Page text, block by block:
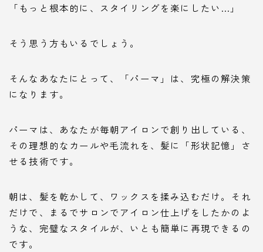
「もっと根本的に、スタイリングを楽にしたい…」
そう思う方もいるでしょう。
そんなあなたにとって、「パーマ」は、究極の解決策
になります。
パーマは、あなたが毎朝アイロンで創り出している、
その理想的なカールや毛流れを、髪に「形状記憶」さ
せる技術です。
朝は、髪を乾かして、ワックスを揉み込むだけ。それ
だけで、まるでサロンでアイロン仕上げをしたかのよ
うな、完璧なスタイルが、いとも簡単に再現できるの
です。